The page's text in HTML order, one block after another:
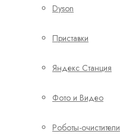
Dyson
Приставки
Яндекс Станция
Фото и Видео
Роботы-очистители